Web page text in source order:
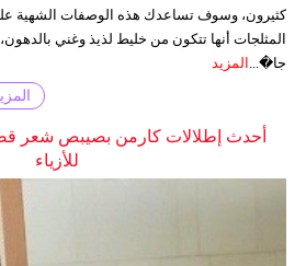
كثيرون، وسوف تساعدك هذه الوصفات الشهية
المثلجات أنها تتكون من خليط لذيذ وغني
جا�... المزيد
أحدث إطلالات كارمن بصيبص شعر
للأزياء